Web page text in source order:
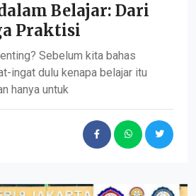
Belajar: Dari
Praktisi
Sebelum kita bahas
ingat dulu kenapa belajar itu
hanya untuk